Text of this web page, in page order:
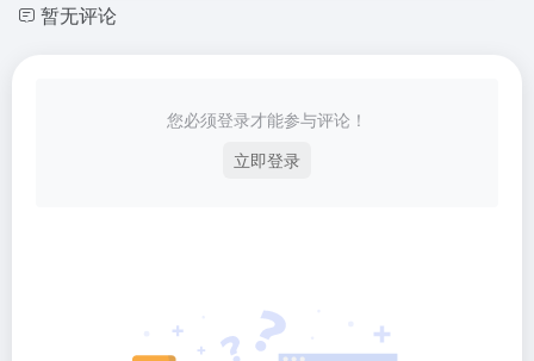
暂无评论
您必须登录才能参与评论！
立即登录